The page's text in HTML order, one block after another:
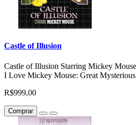
Castle of Illusion
Castle of Illusion Starring Mickey
I Love Mickey Mouse: Great
R$999,00
Comprar